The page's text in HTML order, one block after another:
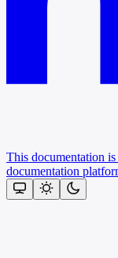
This documentation
documentation